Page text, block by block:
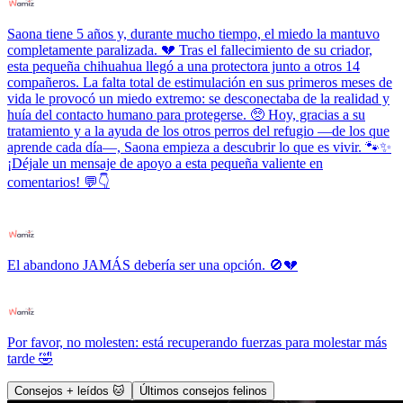
Saona tiene 5 años y, durante mucho tiempo, el miedo la mantuvo
completamente paralizada. 💔 Tras el fallecimiento de su criador,
esta pequeña chihuahua llegó a una protectora junto a otros 14
compañeros. La falta total de estimulación en sus primeros meses de
vida le provocó un miedo extremo: se desconectaba de la realidad y
huía del contacto humano para protegerse. 🥺 Hoy, gracias a su
tratamiento y a la ayuda de los otros perros del refugio —de los que
aprende cada día—, Saona empieza a descubrir lo que es vivir. 🐾✨
¡Déjale un mensaje de apoyo a esta pequeña valiente en
comentarios! 💬👇
El abandono JAMÁS debería ser una opción. 🚫💔
Por favor, no molesten: está recuperando fuerzas para molestar más
tarde 🤣
Consejos + leídos 🐱 Últimos consejos felinos